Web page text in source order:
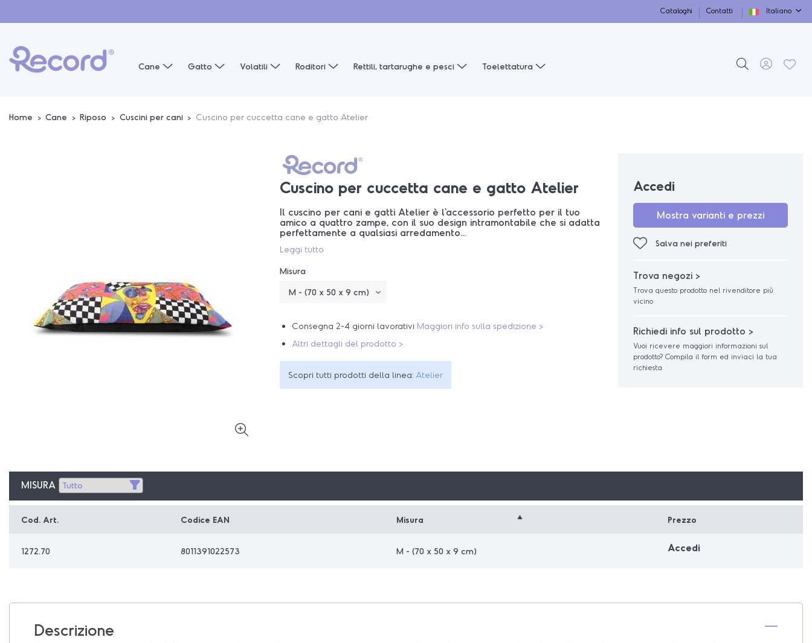
Cataloghi Contatti Italiano
Cane Gatto Volatili Roditori Rettili, tartarughe e pesci Toelettatura
Home Cane Riposo Cuscini per cani Cuscino per cuccetta cane e gatto Atelier
Cuscino per cuccetta cane e gatto Atelier
Il cuscino per cani e gatti Atelier è l'accessorio perfetto per il tuo
amico a quattro zampe, con il suo design intramontabile che si adatta
perfettamente a qualsiasi arredamento...
Leggi tutto
Misura
Consegna 2-4 giorni lavorativi Maggiori info sulla spedizione >
Altri dettagli del prodotto >
Scopri tutti prodotti della linea: Atelier
Accedi
Mostra varianti e prezzi
Salva nei preferiti
Trova negozi >
Trova questo prodotto nel rivenditore più
vicino
Richiedi info sul prodotto >
Vuoi ricevere maggiori informazioni sul
prodotto? Compila il form ed inviaci la tua
richiesta.
MISURA
Cod. Art. Codice EAN Misura Prezzo
1272.70 8011391022573 M - (70 x 50 x 9 cm) Accedi
Descrizione